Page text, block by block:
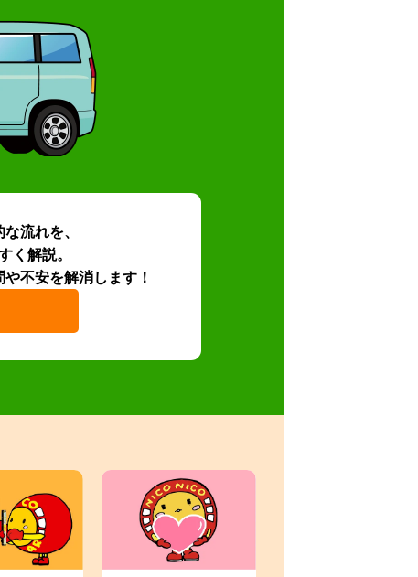
流れを、
く解説。
や不安を解消します！